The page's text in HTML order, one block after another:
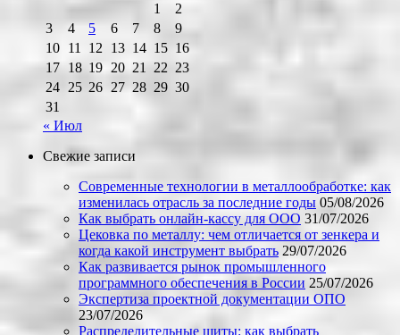
1
2
3
4 5 6 7 8
9
10 11 12 13 14 15 16
17 18 19 20 21 22 23
24 25 26 27 28 29 30
31
« Июл
Свежие записи
Современные технологии в металлообработке: как
изменилась отрасль за последние годы 05/08/2026
Как выбрать онлайн-кассу для ООО 31/07/2026
Цековка по металлу: чем отличается от зенкера и
когда какой инструмент выбрать 29/07/2026
Как развивается рынок промышленного
программного обеспечения в России 25/07/2026
Экспертиза проектной документации ОПО
23/07/2026
Распределительные щиты: как выбрать